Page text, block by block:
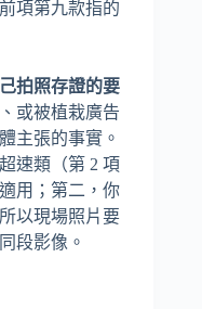
項第九款指的
拍照存證的要
或被植栽廣告
主張的事實。
速類（第 2 項
用；第二，你
以現場照片要
段影像。